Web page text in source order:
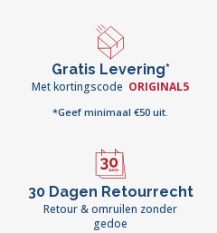
Gratis Levering*
Met kortingscode ORIGINAL5
*Geef minimaal €50 uit.
30 Dagen Retourrecht
Retour & omruilen zonder
gedoe